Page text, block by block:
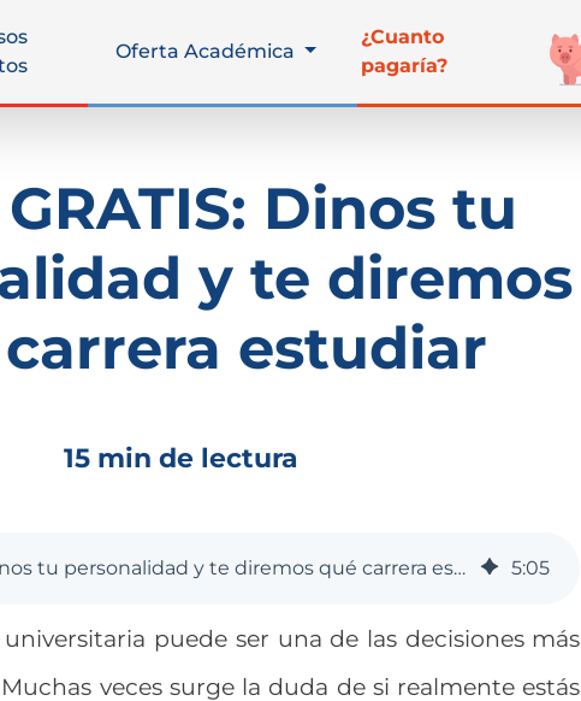
Oferta Académica
¿Cuanto
pagaría?
GRATIS: Dinos tu
y te diremos
estudiar
15 min de lectura
TEST GRATIS: Dinos tu personalidad y te diremos qué carrera estudiar 5:05
universitaria puede ser una de las decisiones más
veces surge la duda de si realmente estás